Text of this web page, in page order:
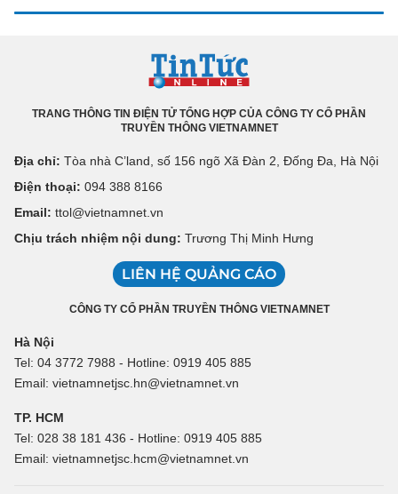
TRANG THÔNG TIN ĐIỆN TỬ TỔNG HỢP CỦA CÔNG TY CỔ PHẦN
TRUYỀN THÔNG VIETNAMNET
Địa chỉ: Tòa nhà C’land, số 156 ngõ Xã Đàn 2, Đống Đa, Hà Nội
Điện thoại: 094 388 8166
Email: ttol@vietnamnet.vn
Chịu trách nhiệm nội dung: Trương Thị Minh Hưng
LIÊN HỆ QUẢNG CÁO
CÔNG TY CỔ PHẦN TRUYỀN THÔNG VIETNAMNET
Hà Nội
Tel: 04 3772 7988 - Hotline: 0919 405 885
Email: vietnamnetjsc.hn@vietnamnet.vn
TP. HCM
Tel: 028 38 181 436 - Hotline: 0919 405 885
Email: vietnamnetjsc.hcm@vietnamnet.vn